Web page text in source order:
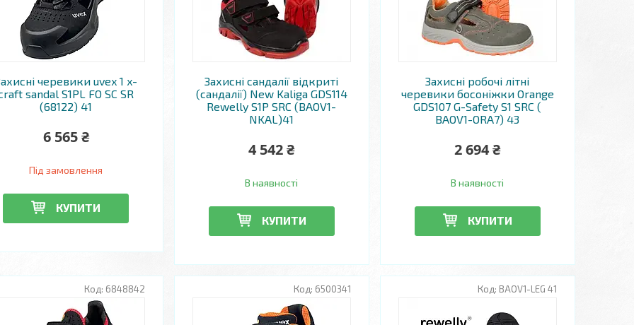
черевики uvex 1 x-
sandal S1PL FO SC SR
(68122) 41
6 565 ₴
Під замовлення
КУПИТИ
Захисні сандалії відкриті
(сандалії) New Kaliga GDS114
Rewelly S1P SRC (BAOV1-
NKAL)41
4 542 ₴
В наявності
КУПИТИ
Захисні робочі літні
черевики босоніжки Orange
GDS107 G-Safety S1 SRC (
BAOV1-ORA7) 43
2 694 ₴
В наявності
КУПИТИ
6848842 6500341 BAOV1-LEG 41